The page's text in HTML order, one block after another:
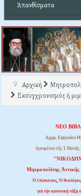
Ἀπανθίσματα
Αρχική
Εκσυγχρονισμός ή
ΝΕΟ
Ἀρχιμ. Εἰρηναίου
ἡγουμένου τῆς Ἱ. Μονῆς
Μητροπολίτης
Ὁ ἐπίσκοπος, Ὁ θεολόγος
γιά τήν κανονική τάξη